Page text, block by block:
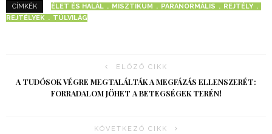
CÍMKÉK ÉLET ÉS HALÁL MISZTIKUM PARANORMÁLIS
REJTÉLY
REJTÉLYEK
TÚLVILÁG
ELŐZŐ CIKK
A TUDÓSOK VÉGRE MEGTALÁLTÁK A MEGFÁZÁS ELLENSZERÉT:
FORRADALOM JÖHET A BETEGSÉGEK TERÉN!
KÖVETKEZŐ CIKK